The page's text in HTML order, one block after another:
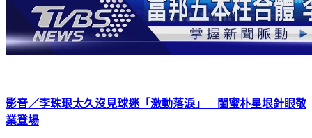
影音／李珠珢太久沒見球迷「激動落淚」 閨蜜朴星垠針眼敬
業登場